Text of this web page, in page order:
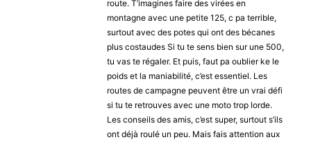
route. T’imagines faire des virées en
montagne avec une petite 125, c pa terrible,
surtout avec des potes qui ont des bécanes
plus costaudes Si tu te sens bien sur une 500,
tu vas te régaler. Et puis, faut pa oublier ke le
poids et la maniabilité, c’est essentiel. Les
routes de campagne peuvent être un vrai défi
si tu te retrouves avec une moto trop lorde.
Les conseils des amis, c’est super, surtout s’ils
ont déjà roulé un peu. Mais fais attention aux